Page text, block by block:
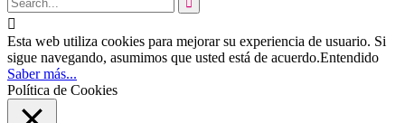


Esta web utiliza cookies para mejorar su experiencia de usuario. Si
sigue navegando, asumimos que usted está de acuerdo.Entendido
Saber más...
Política de Cookies